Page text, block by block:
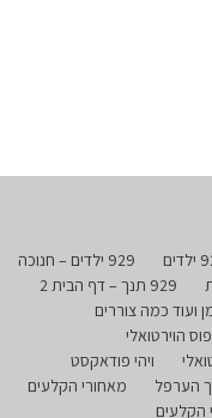
929 ילדים – חנוכה
929 תנך – דף הבית 2
ועוד כמה צוררים
הוירטואלי
ויהי פודאקסט
הערפל
מאחורי הקלעים
הקלעים